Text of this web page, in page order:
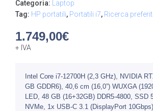
Categoria:
Laptop
Tag: HP portatili, Portatili i7, Ricerca
1.749,00€
+ IVA
Intel Core i7-12700H (2,3 GHz), NVIDIA
GB GDDR6), 40,6 cm (16,0”) WUXGA
LED, 48 GB (16+32GB) DDR5-4800, SSD
NVMe, 1x USB-C 3.1 (DisplayPort